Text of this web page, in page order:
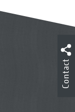
Contact